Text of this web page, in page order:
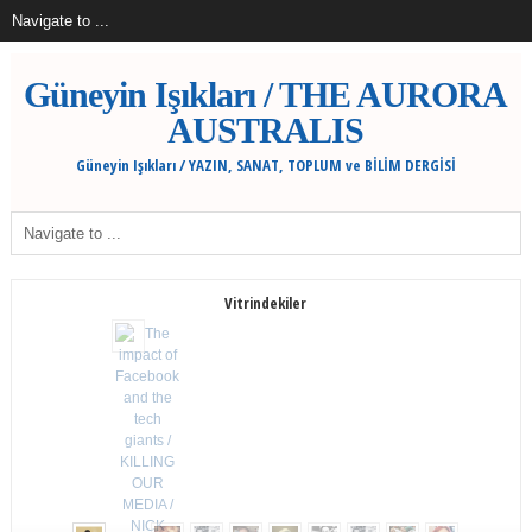
Güneyin Işıkları / THE AURORA
AUSTRALIS
Güneyin Işıkları / YAZIN, SANAT, TOPLUM ve BİLİM DERGİSİ
Vitrindekiler